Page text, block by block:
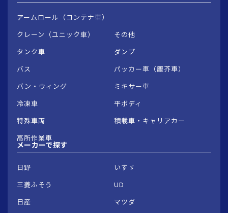
アームロール（コンテナ車）
クレーン（ユニック車）
その他
タンク車
ダンプ
バス
パッカー車（塵芥車）
バン・ウィング
ミキサー車
冷凍車
平ボディ
特殊車両
積載車・キャリアカー
高所作業車
メーカーで探す
日野
いすゞ
三菱ふそう
UD
日産
マツダ